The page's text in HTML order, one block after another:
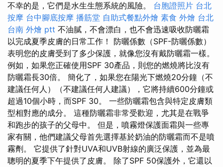
不幸的是，它們是水生生態系統的風險。 台胞證照片 台北
按摩 台中腳底按摩 播筋堂 自助式餐點外燴 素食 外燴 台北
台南 外燴 ptt 不油膩，不會漂白，也不會迅速吸收防曬霜
以完成夏季皮膚的日常工作！ 防曬係數（SPF-防曬係數）
表明您的皮膚受到了多少保護，就像您沒有戴防曬霜一樣。
例如，如果您正確使用SPF 30產品，則您的燃燒將比沒有
防曬霜長30倍。 簡化了，如果您在陽光下燃燒20分鐘（不
建議任何人）（不建議任何人建議），它將持續600分鐘或
超過10個小時，而SPF 30。 一些防曬霜包含與特定皮膚類
型相對應的成分。 這種防曬霜非常受歡迎，尤其是在戰爭
和跑步的孩子的父母中。 但是，噴霧燈保護面霜與一些專
家有關，他們建議父母首先選擇基於奶油的防曬霜而不是噴
霧劑。 它提供了針對UVA和UVB射線的廣泛保護，並為最
聰明的夏季下午提供了皮膚。 除了SPF 50保護外，它還以